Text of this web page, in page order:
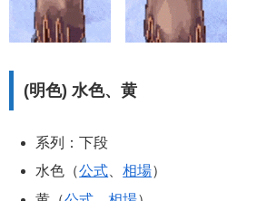
(明色) 水色、黄
系列：下段
水色（公式 、相場）